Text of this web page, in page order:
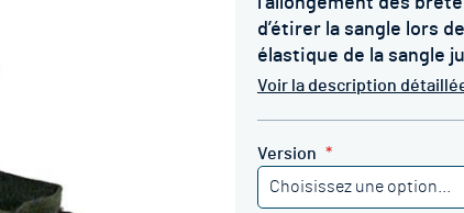
d’étirer la sangle lors
élastique de la sangle
Voir la description
Version